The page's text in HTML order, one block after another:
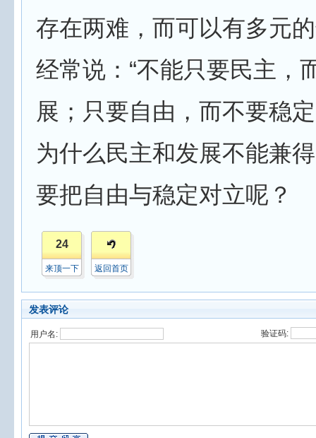
存在两难，而可以有多元
经常说：“不能只要民主，
展；只要自由，而不要稳
为什么民主和发展不能兼
要把自由与稳定对立呢？
24
来顶一下 返回首页
发表评论
用户名: 验证码: